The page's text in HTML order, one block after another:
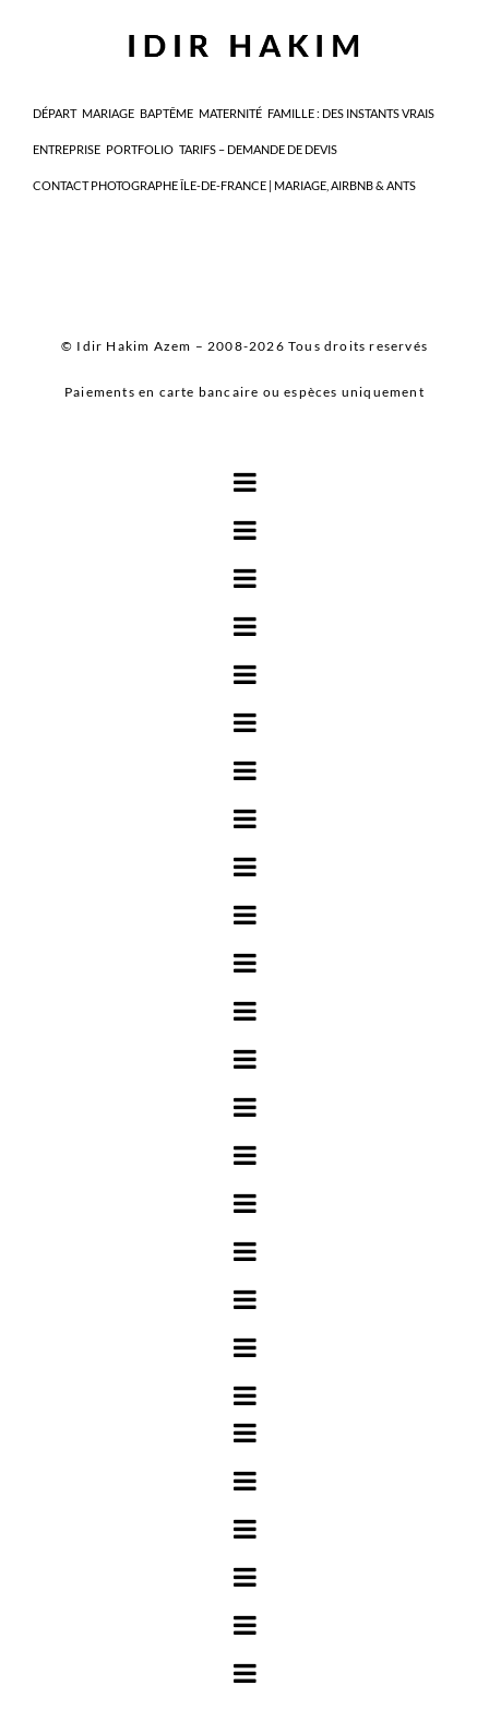
DÉPART MARIAGE BAPTÊME MATERNITÉ FAMILLE : DES INSTANTS VRAIS
ENTREPRISE PORTFOLIO TARIFS – DEMANDE DE DEVIS
CONTACT PHOTOGRAPHE ÎLE-DE-FRANCE | MARIAGE, AIRBNB & ANTS
© Idir Hakim Azem – 2008-2026 Tous droits reservés
Paiements en carte bancaire ou espèces uniquement